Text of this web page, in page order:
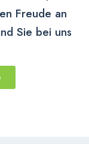
Freude an
Sie bei uns